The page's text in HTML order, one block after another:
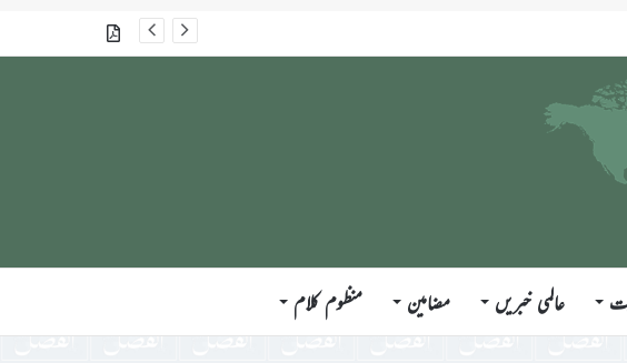
گذشتہ شمارے
عالمی خبریں مضامین منظوم کلام